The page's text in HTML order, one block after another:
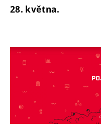
28. května.